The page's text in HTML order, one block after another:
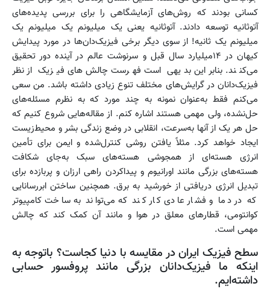
کسانی بودند که روش‌های آزمایشگاهی را برای بررسی پدیده‌های
آتوثانیه توسعه دادند. آتوثانیه یعنی یک میلیونم یک میلیونم یک
میلیونم یک ثانیه! از سوی دیگر برخی فیزیک‌دان‌ها در مورد پیدایش
کیهان در ۱۴میلیارد سال قبل و سرنوشت عالم در آینده دور تحقیق
می‌کنند. بنابراین بدیهی است فهرست چالش‌های فیزیک از نظر
فیزیک‌دانان در گرایش‌های مختلف تنوع زیادی داشته باشد. من سعی
می‌کنم فقط به‌عنوان نمونه به چند مورد که به نظرم مسئله‌های
حل‌نشده، ولی مهمی هستند اشاره کنم. از مقاله‌هایی شروع کنیم که
حل هر یک از آنها به‌سرعت، انقلابی در وضع زندگی بشر و محیط‌زیست
ایجاد خواهد کرد. مثلاً یافتن روشی کنترل‌شده و ایمن برای تأمین
انرژی هسته‌ای از همجوشی هسته‌های سبک به‌جای شکافت
هسته‌های بزرگی مانند اورانیوم و پیداکردن راهی ارزان و پربازده برای
تبدیل انرژی دریافتی از خورشید به برق. همچنین ساختن ابررسانایی
که در دما و فشار عادی کار کند که می‌تواند به ساخت کامپیوتر
کوانتومی، قطارهای معلق در هوا و مانند آن کمک کند که چالش
مهمی است.
سطح فیزیک ایران در مقایسه با دنیا کجاست؟ باتوجه ‌به
اینکه ما فیزیک‌دانان بزرگی مانند پروفسور حسابی
داشته‌ایم.